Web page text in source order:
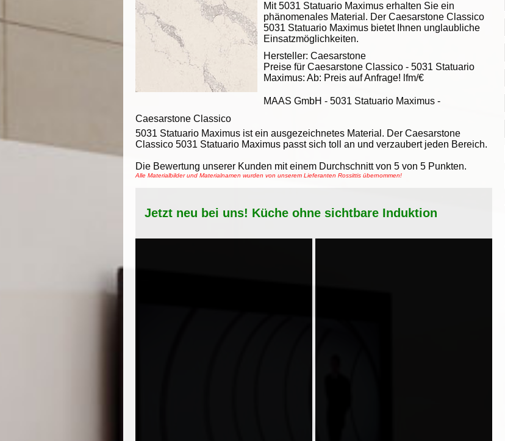
Mit 5031 Statuario Maximus erhalten Sie ein
phänomenales Material. Der Caesarstone Classico
5031 Statuario Maximus bietet Ihnen unglaubliche
Einsatzmöglichkeiten.
Hersteller: Caesarstone
Preise für Caesarstone Classico - 5031 Statuario
Maximus: Ab: Preis auf Anfrage! lfm/€
MAAS GmbH - 5031 Statuario Maximus -
Caesarstone Classico
5031 Statuario Maximus ist ein ausgezeichnetes Material. Der Caesarstone
Classico 5031 Statuario Maximus passt sich toll an und verzaubert jeden Bereich.
Die Bewertung unserer Kunden mit einem Durchschnitt von 5 von 5 Punkten.
Alle Materialbilder und Materialnamen wurden von unserem Lieferanten Rossittis übernommen!
Jetzt neu bei uns! Küche ohne sichtbare Induktion